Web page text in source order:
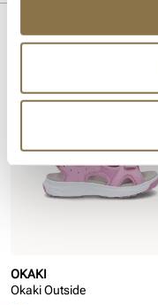
OKAKI
Okaki Outside